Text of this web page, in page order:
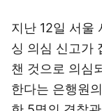
지난 12일 서울
싱 의심 신고가
챈 것으로 의심
한다는 은행원